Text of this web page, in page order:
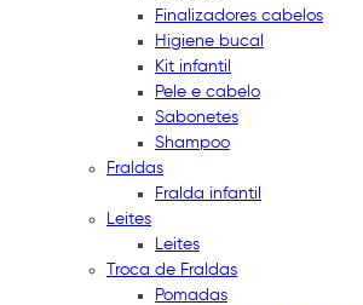
Finalizadores cabelos
Higiene bucal
Kit infantil
Pele e cabelo
Sabonetes
Shampoo
Fraldas
Fralda infantil
Leites
Leites
Troca de Fraldas
Pomadas